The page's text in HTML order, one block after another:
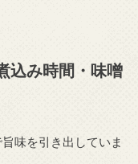
込み時間・味噌
味を引き出していま